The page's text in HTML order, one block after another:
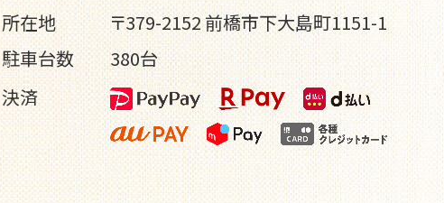
所在地
〒379-2152 前橋市下大島町1151-1
駐車台数
380台
決済